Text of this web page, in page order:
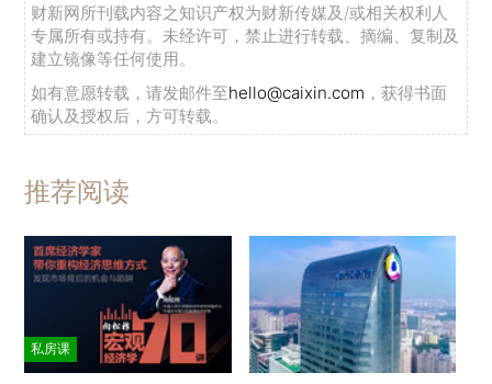
财新网所刊载内容之知识产权为财新传媒及/或相关权利人
专属所有或持有。未经许可，禁止进行转载、摘编、复制及
建立镜像等任何使用。
如有意愿转载，请发邮件至hello@caixin.com ，获得书面
确认及授权后，方可转载。
推荐阅读
私房课